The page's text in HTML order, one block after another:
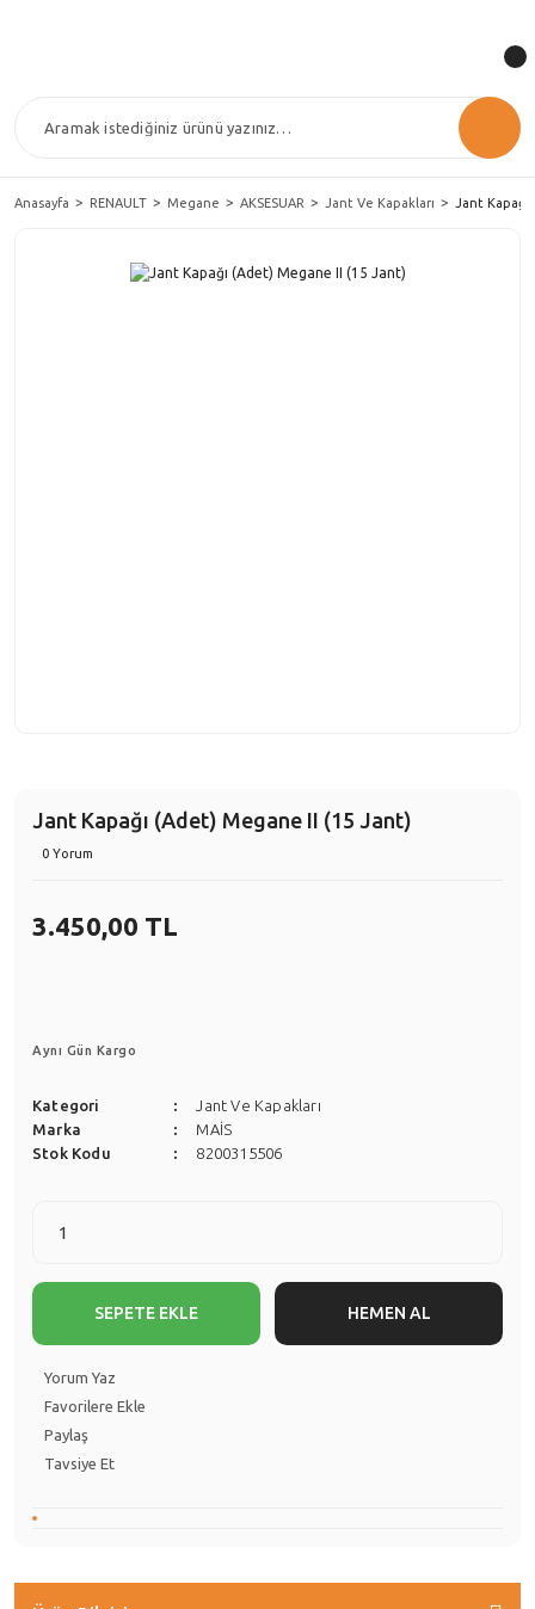
Anasayfa RENAULT Megane AKSESUAR Jant Ve Kapakları Jant
Jant Kapağı (Adet) Megane II (15 Jant)
0 Yorum
3.450,00 TL
Aynı Gün Kargo
Kategori
Jant Ve Kapakları
Marka
MAİS
Stok Kodu
8200315506
SEPETE EKLE HEMEN AL
Yorum Yaz
Paylaş
Tavsiye Et